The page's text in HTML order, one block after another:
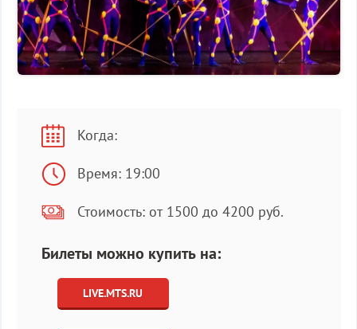
Когда:
Время: 19:00
Стоимость: от 1500 до 4200 руб.
Билеты можно купить на:
LIVE.MTS.RU